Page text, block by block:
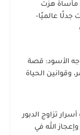
مأساة هزّت
جدلًا عالميًا-
الأسود: قصة
وقوانين الحياة
تزاوج الدبور
وإعجاز الله في